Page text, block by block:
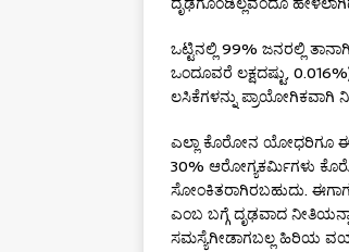
ಒಟ್ಟಿನಲ್ಲಿ 99% ಜನರಲ್ಲಿ
ಒಂದೂವರೆ ಲಕ್ಷದಷ್ಟು,
ಲಸಿಕೆಗಳನ್ನು ಪ್ರಾಯೋಗಿಕವಾಗಿ
ಎಲ್ಲಾ ಕೊರೋನ ಯೋಧರಿಗೂ ಈ
30% ಆರೋಗ್ಯಕರ್ಮಿಗಳು
ಸೋಂಕಿತರಾಗಿರಬಹುದು.
ಎಂಬ ಬಗ್ಗೆ ದೃಢವಾದ
ಸಮಸ್ಯೆಗೀಡಾಗಬಲ್ಲ ಹಿರಿಯ